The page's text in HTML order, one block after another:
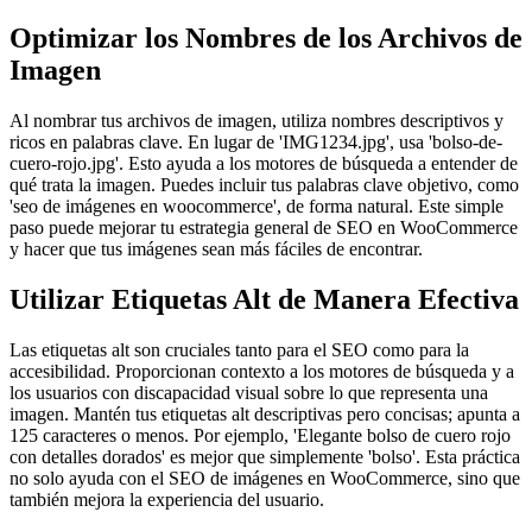
Optimizar los Nombres de los Archivos de
Imagen
Al nombrar tus archivos de imagen, utiliza nombres descriptivos y
ricos en palabras clave. En lugar de 'IMG1234.jpg', usa 'bolso-de-
cuero-rojo.jpg'. Esto ayuda a los motores de búsqueda a entender de
qué trata la imagen. Puedes incluir tus palabras clave objetivo, como
'seo de imágenes en woocommerce', de forma natural. Este simple
paso puede mejorar tu estrategia general de SEO en WooCommerce
y hacer que tus imágenes sean más fáciles de encontrar.
Utilizar Etiquetas Alt de Manera Efectiva
Las etiquetas alt son cruciales tanto para el SEO como para la
accesibilidad. Proporcionan contexto a los motores de búsqueda y a
los usuarios con discapacidad visual sobre lo que representa una
imagen. Mantén tus etiquetas alt descriptivas pero concisas; apunta a
125 caracteres o menos. Por ejemplo, 'Elegante bolso de cuero rojo
con detalles dorados' es mejor que simplemente 'bolso'. Esta práctica
no solo ayuda con el SEO de imágenes en WooCommerce, sino que
también mejora la experiencia del usuario.